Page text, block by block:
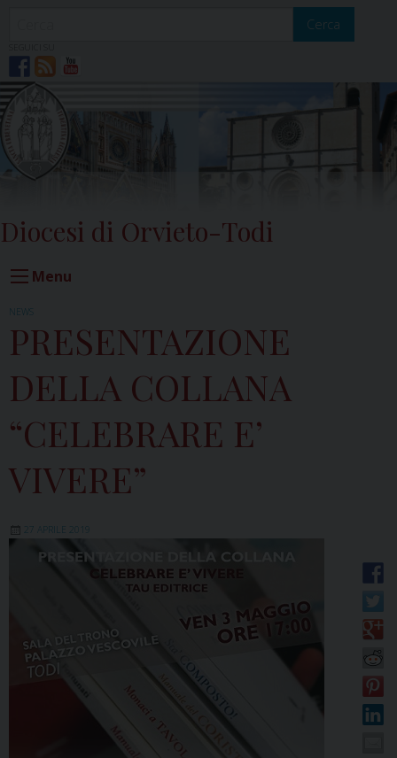
Cerca
Diocesi di Orvieto-Todi
Menu
NEWS
PRESENTAZIONE
DELLA COLLANA
“CELEBRARE E’
VIVERE”
27 APRILE 2019